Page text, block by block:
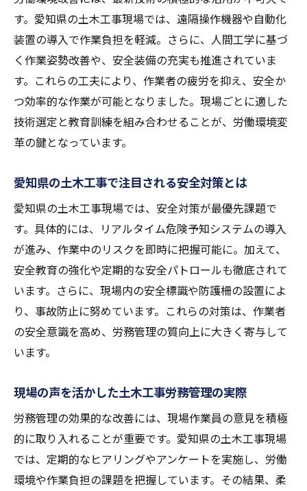
す。愛知県の土木工事現場では、遠隔操作機器や自動化
装置の導入で作業負担を軽減。さらに、人間工学に基づ
く作業姿勢改善や、安全装備の充実も推進されていま
す。これらの工夫により、作業者の疲労を抑え、安全か
つ効率的な作業が可能となりました。現場ごとに適した
技術選定と教育訓練を組み合わせることが、労働環境変
革の鍵となっています。
愛知県の土木工事で注目される安全対策とは
愛知県の土木工事現場では、安全対策が最優先課題で
す。具体的には、リアルタイム危険予知システムの導入
が進み、作業中のリスクを即時に把握可能に。加えて、
安全教育の強化や定期的な安全パトロールも徹底されて
います。さらに、現場内の安全標識や防護柵の設置によ
り、事故防止に努めています。これらの対策は、作業者
の安全意識を高め、労務管理の質向上に大きく寄与して
います。
現場の声を活かした土木工事労務管理の実際
労務管理の効果的な改善には、現場作業員の意見を積極
的に取り入れることが重要です。愛知県の土木工事現場
では、定期的なヒアリングやアンケートを実施し、労働
環境や作業負担の課題を把握しています。その結果、柔